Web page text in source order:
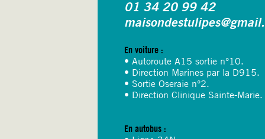
01 34 20 99 42
En voiture :
• Autoroute A15 sortie n°10.
• Direction Marines par la D915.
• Sortie Oseraie n°2.
• Direction Clinique Sainte-Marie.
En autobus :